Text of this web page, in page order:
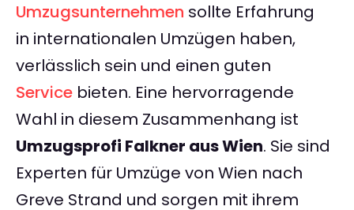
Umzugsunternehmen sollte Erfahrung
in internationalen Umzügen haben,
verlässlich sein und einen guten
Service bieten. Eine hervorragende
Wahl in diesem Zusammenhang ist
Umzugsprofi Falkner aus Wien. Sie sind
Experten für Umzüge von Wien nach
Greve Strand und sorgen mit ihrem